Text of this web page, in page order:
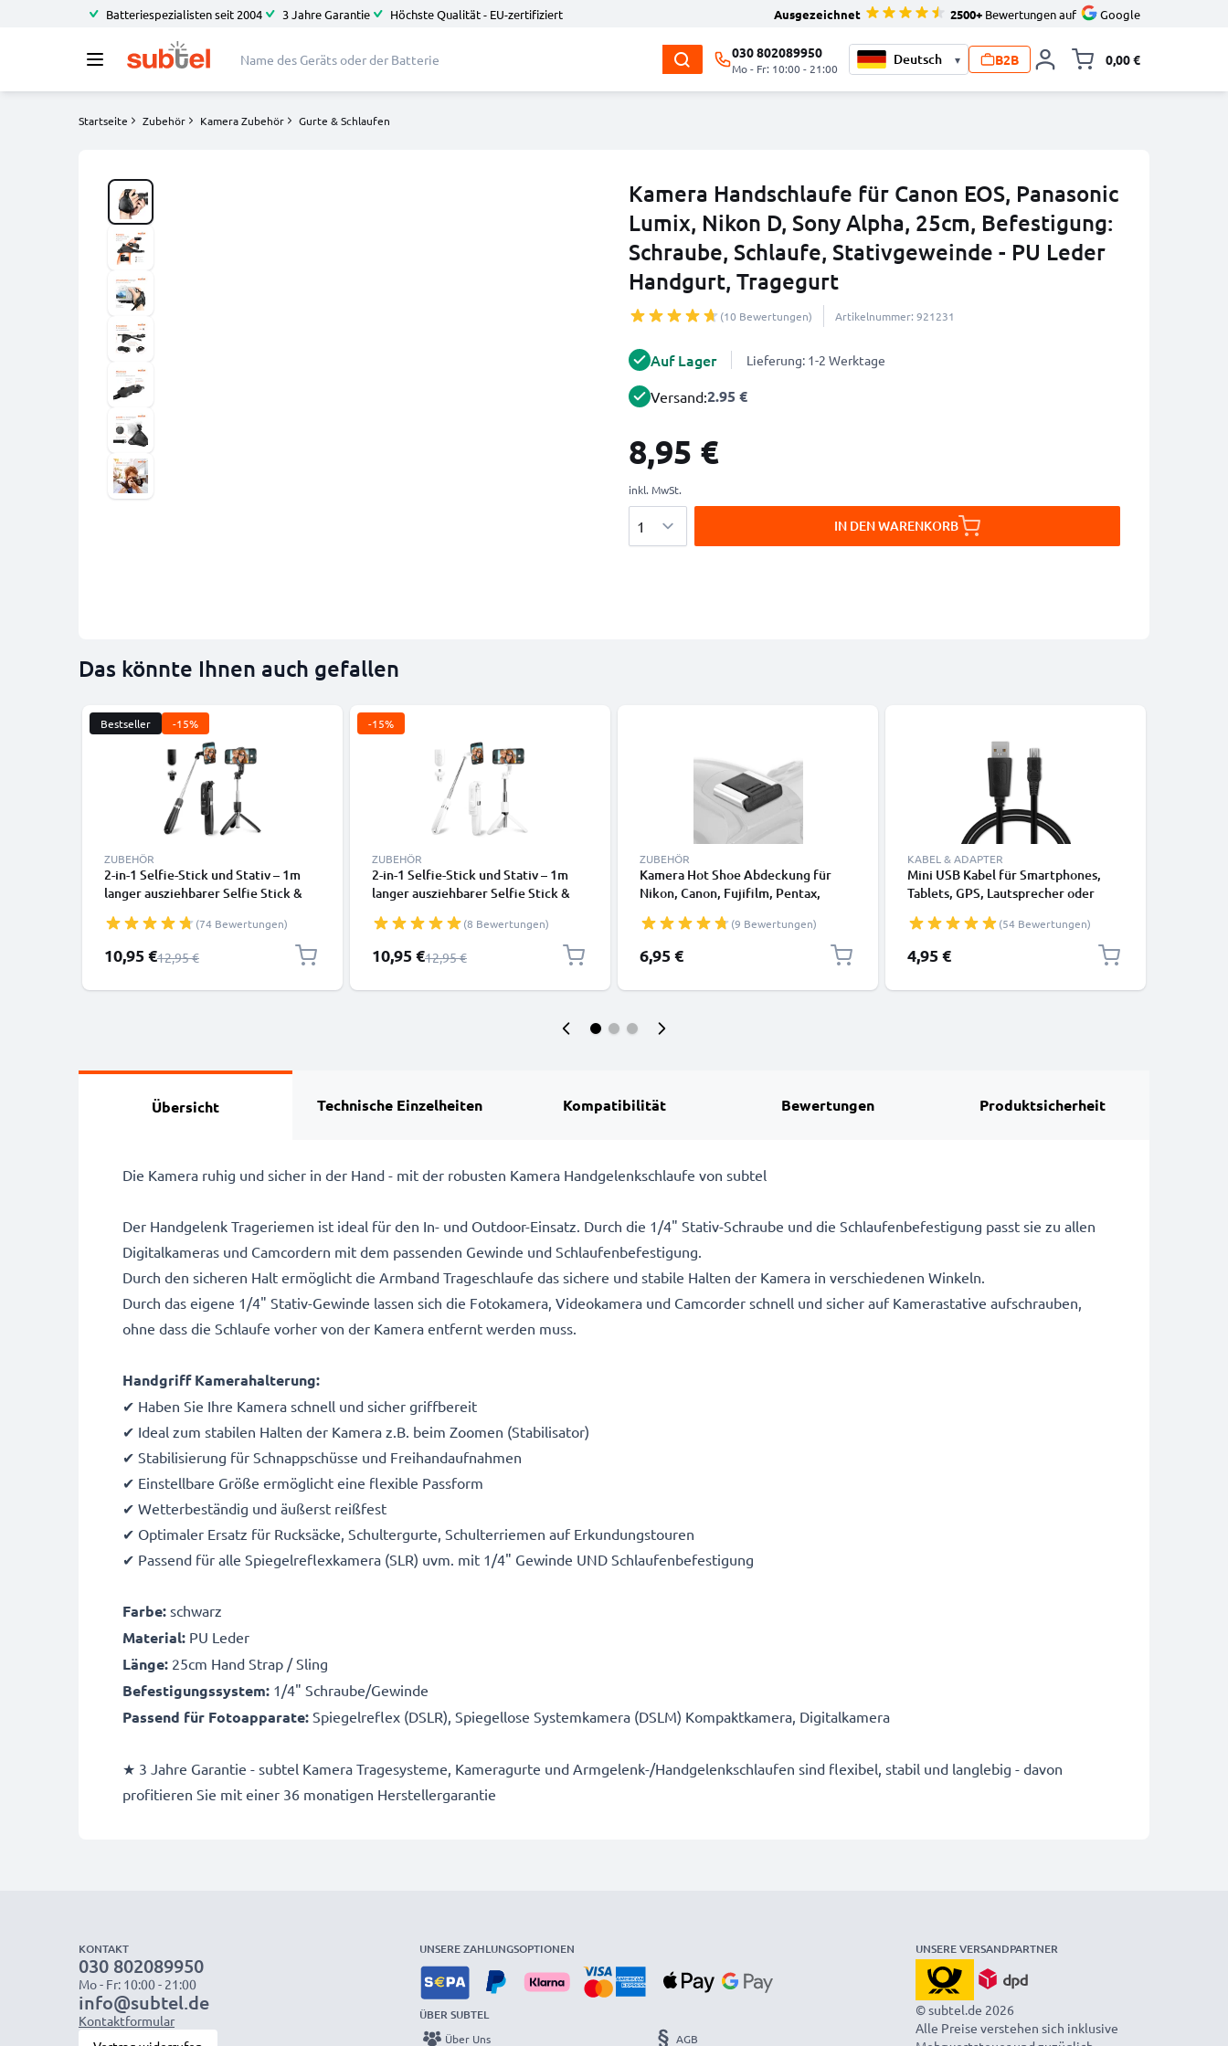
Batteriespezialisten seit 2004 3 Jahre Garantie Höchste Qualität - EU-zertifiziert Ausgezeichnet 2500+ Bewertungen auf Google
030 802089950
Mo - Fr: 10:00 - 21:00
▾ B2B 0,00 €
Startseite Zubehör Kamera Zubehör Gurte & Schlaufen
Kamera Handschlaufe für Canon EOS, Panasonic
Lumix, Nikon D, Sony Alpha, 25cm, Befestigung:
Schraube, Schlaufe, Stativgeweinde - PU Leder
Handgurt, Tragegurt
(10 Bewertungen) Artikelnummer: 921231
Auf Lager Lieferung: 1-2 Werktage
Versand:2.95 €
8,95 €
inkl. MwSt.
IN DEN WARENKORB
Das könnte Ihnen auch gefallen
Bestseller -15%
ZUBEHÖR
2-in-1 Selfie-Stick und Stativ – 1m
langer ausziehbarer Selfie Stick &
Bluetooth Fernbedienung für Handy
und Kamera – kompatibel mit
iPhone, GoPro, Android & weiteren –
(74 Bewertungen)
Sonderpreis
10,95 €Regulärer Preis
12,95 €
-15%
ZUBEHÖR
2-in-1 Selfie-Stick und Stativ – 1m
langer ausziehbarer Selfie Stick &
Bluetooth Fernbedienung für Handy
und Kamera – kompatibel mit
iPhone, GoPro, Android & weiteren –
(8 Bewertungen)
Sonderpreis
10,95 €Regulärer Preis
12,95 €
ZUBEHÖR
Kamera Hot Shoe Abdeckung für
Nikon, Canon, Fujifilm, Pentax,
CELLONIC
(9 Bewertungen)
6,95 €
KABEL & ADAPTER
Mini USB Kabel für Smartphones,
Tablets, GPS, Lautsprecher oder
Datenkabel 1m 1A PVC schwarz
(54 Bewertungen)
4,95 €
Übersicht Technische Einzelheiten Kompatibilität Bewertungen Produktsicherheit
Die Kamera ruhig und sicher in der Hand - mit der robusten Kamera Handgelenkschlaufe von subtel
Der Handgelenk Trageriemen ist ideal für den In- und Outdoor-Einsatz. Durch die 1/4" Stativ-Schraube und die Schlaufenbefestigung passt sie zu allen
Digitalkameras und Camcordern mit dem passenden Gewinde und Schlaufenbefestigung.
Durch den sicheren Halt ermöglicht die Armband Trageschlaufe das sichere und stabile Halten der Kamera in verschiedenen Winkeln.
Durch das eigene 1/4" Stativ-Gewinde lassen sich die Fotokamera, Videokamera und Camcorder schnell und sicher auf Kamerastative aufschrauben,
ohne dass die Schlaufe vorher von der Kamera entfernt werden muss.
Handgriff Kamerahalterung:
✔ Haben Sie Ihre Kamera schnell und sicher griffbereit
✔ Ideal zum stabilen Halten der Kamera z.B. beim Zoomen (Stabilisator)
✔ Stabilisierung für Schnappschüsse und Freihandaufnahmen
✔ Einstellbare Größe ermöglicht eine flexible Passform
✔ Wetterbeständig und äußerst reißfest
✔ Optimaler Ersatz für Rucksäcke, Schultergurte, Schulterriemen auf Erkundungstouren
✔ Passend für alle Spiegelreflexkamera (SLR) uvm. mit 1/4" Gewinde UND Schlaufenbefestigung
Farbe: schwarz
Material: PU Leder
Länge: 25cm Hand Strap / Sling
Befestigungssystem: 1/4" Schraube/Gewinde
Passend für Fotoapparate: Spiegelreflex (DSLR), Spiegellose Systemkamera (DSLM) Kompaktkamera, Digitalkamera
★ 3 Jahre Garantie - subtel Kamera Tragesysteme, Kameragurte und Armgelenk-/Handgelenkschlaufen sind flexibel, stabil und langlebig - davon
profitieren Sie mit einer 36 monatigen Herstellergarantie
KONTAKT
030 802089950
Mo - Fr: 10:00 - 21:00
info@subtel.de
Kontaktformular
UNSERE ZAHLUNGSOPTIONEN
ÜBER SUBTEL
Über Uns AGB
UNSERE VERSANDPARTNER
© subtel.de 2026
Alle Preise verstehen sich inklusive